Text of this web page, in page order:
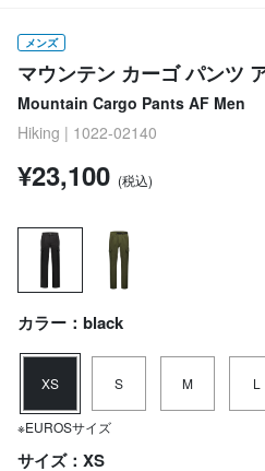
メンズ
マウンテン カーゴ パンツ
Mountain Cargo Pants AF Men
Hiking | 1022-02140
¥23,100 (税込)
カラー：black
XS S M L
※EUROSサイズ
サイズ：XS